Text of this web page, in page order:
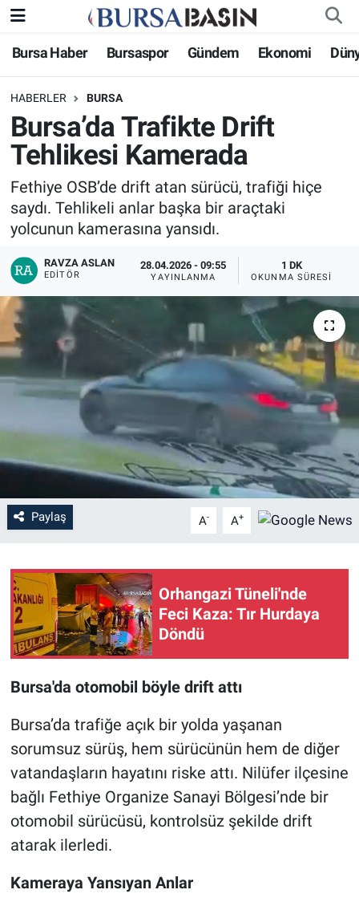
Bursa Haber Bursaspor Gündem Ekonomi
HABERLER BURSA
Bursa’da Trafikte Drift
Tehlikesi Kamerada
Fethiye OSB’de drift atan sürücü, trafiği hiçe
saydı. Tehlikeli anlar başka bir araçtaki
yolcunun kamerasına yansıdı.
RAVZA ASLAN
EDITÖR
28.04.2026 - 09:55
YAYINLANMA
1 DK
OKUNMA SÜRESI
Paylaş A- A+
Orhangazi Tüneli'nde
Feci Kaza: Tır Hurdaya
Döndü
Bursa'da otomobil böyle drift attı
Bursa’da trafiğe açık bir yolda yaşanan
sorumsuz sürüş, hem sürücünün hem de diğer
vatandaşların hayatını riske attı. Nilüfer ilçesine
bağlı Fethiye Organize Sanayi Bölgesi’nde bir
otomobil sürücüsü, kontrolsüz şekilde drift
atarak ilerledi.
Kameraya Yansıyan Anlar
Bursa Haber
Genel
Politika
Bilim, Teknoloji
KÜLTÜR-SANAT
Yerel
Bursaspor
Gündem
Sağlık
Eğitim
Ekonomi
Dünya
Magazin
Siyaset
Spor
Nöbetçi Eczaneler
Bursa Nöbetçi Eczaneler
Bursa Hava Durumu
Bursa Namaz Vakitleri
Bursa Trafik Yoğunluk Haritası
Süper Lig Puan Durumu ve Fikstür
Tüm Manşetler
Son Dakika Haberleri
Haber Arşivi